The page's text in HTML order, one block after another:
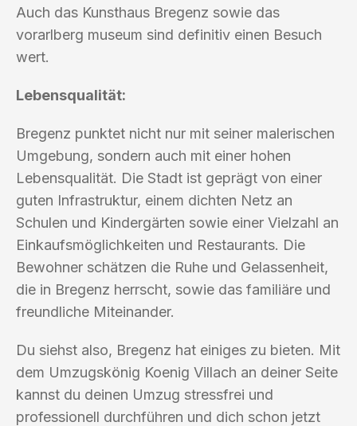
Auch das Kunsthaus Bregenz sowie das
vorarlberg museum sind definitiv einen Besuch
wert.
Lebensqualität:
Bregenz punktet nicht nur mit seiner malerischen
Umgebung, sondern auch mit einer hohen
Lebensqualität. Die Stadt ist geprägt von einer
guten Infrastruktur, einem dichten Netz an
Schulen und Kindergärten sowie einer Vielzahl an
Einkaufsmöglichkeiten und Restaurants. Die
Bewohner schätzen die Ruhe und Gelassenheit,
die in Bregenz herrscht, sowie das familiäre und
freundliche Miteinander.
Du siehst also, Bregenz hat einiges zu bieten. Mit
dem Umzugskönig Koenig Villach an deiner Seite
kannst du deinen Umzug stressfrei und
professionell durchführen und dich schon jetzt